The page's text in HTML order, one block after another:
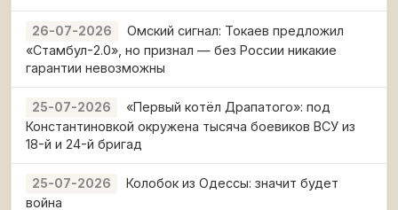
26-07-2026
Омский сигнал: Токаев предложил
«Стамбул-2.0», но признал — без России никакие
гарантии невозможны
25-07-2026
«Первый котёл Драпатого»: под
Константиновкой окружена тысяча боевиков ВСУ из
18-й и 24-й бригад
25-07-2026
Колобок из Одессы: значит будет
война